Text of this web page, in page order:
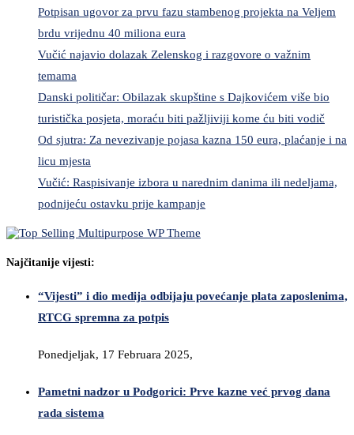
Potpisan ugovor za prvu fazu stambenog projekta na Veljem
brdu vrijednu 40 miliona eura
Vučić najavio dolazak Zelenskog i razgovore o važnim
temama
Danski političar: Obilazak skupštine s Dajkovićem više bio
turistička posjeta, moraću biti pažljiviji kome ću biti vodič
Od sjutra: Za nevezivanje pojasa kazna 150 eura, plaćanje i na
licu mjesta
Vučić: Raspisivanje izbora u narednim danima ili nedeljama,
podnijeću ostavku prije kampanje
Najčitanije vijesti:
“Vijesti” i dio medija odbijaju povećanje plata zaposlenima,
RTCG spremna za potpis
Ponedjeljak, 17 Februara 2025,
Pametni nadzor u Podgorici: Prve kazne već prvog dana
rada sistema